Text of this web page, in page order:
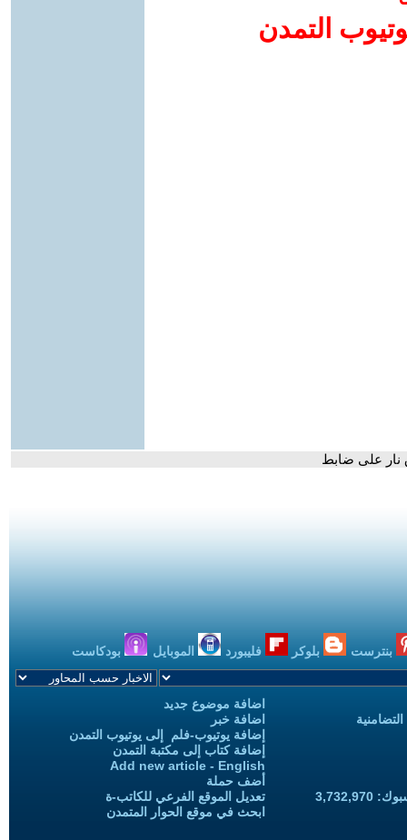
التمدن
نار على ضابط
بنترست بلوكر فليبورد الموبايل بودكاست
اضافة موضوع جديد
اضافة خبر
إضافة يوتيوب-فلم إلى يوتيوب التمدن
إضافة كتاب إلى مكتبة التمدن
Add new article - English
أضف حملة
تعديل الموقع الفرعي للكاتب-ة
ابحث في موقع الحوار المتمدن